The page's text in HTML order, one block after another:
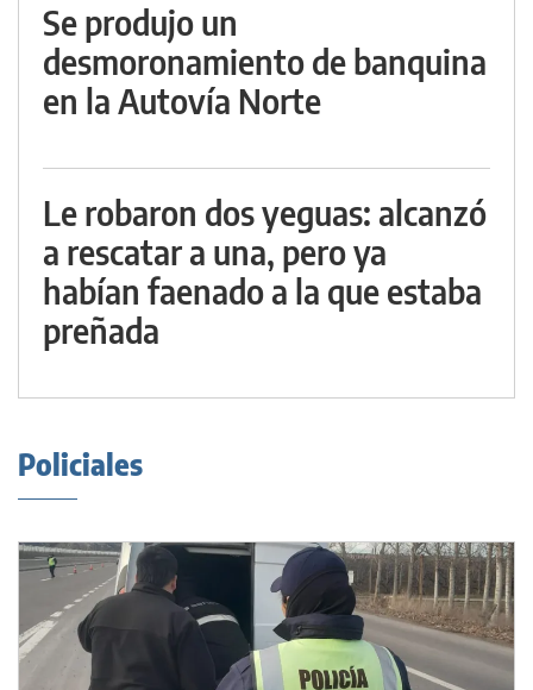
Se produjo un
desmoronamiento de banquina
en la Autovía Norte
Le robaron dos yeguas: alcanzó
a rescatar a una, pero ya
habían faenado a la que estaba
preñada
Policiales